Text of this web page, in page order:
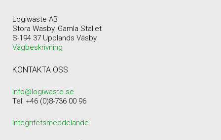
Logiwaste AB
Stora Wäsby, Gamla Stallet
S-194 37 Upplands Väsby
Vägbeskrivning
KONTAKTA OSS
info@logiwaste.se
Tel: +46 (0)8-736 00 96
Integritetsmeddelande